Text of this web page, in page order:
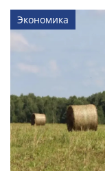
Экономика